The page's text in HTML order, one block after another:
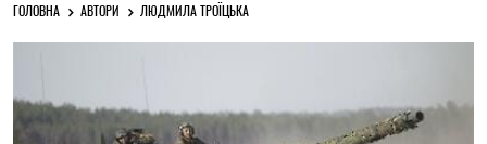
ГОЛОВНА АВТОРИ ЛЮДМИЛА ТРОЇЦЬКА